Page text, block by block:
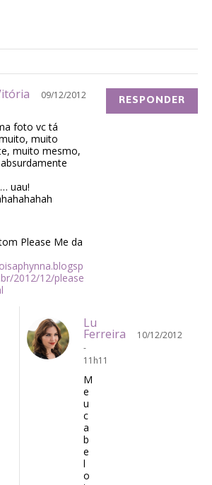
09/12/2012
foto vc tá
muito
muito mesmo,
uau!
Please Me da
2012/12/please
RESPONDER
Lu
Ferreira
10/12/2012
-
11h11
M
e
u
c
a
b
e
l
o